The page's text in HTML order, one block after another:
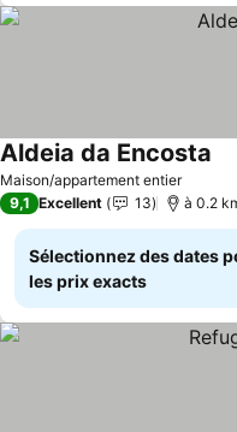
Maison/appartement entier
Aldeia da Encosta
9,1 Excellent 13 à 0.2
Sélectionnez des dates
les prix exacts